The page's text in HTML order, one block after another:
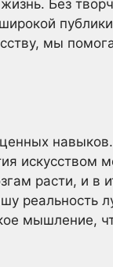
Без
мы
искусством
расти, и в
реальность
мышление,